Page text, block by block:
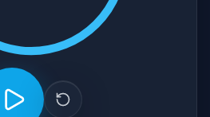
Guardar cambios